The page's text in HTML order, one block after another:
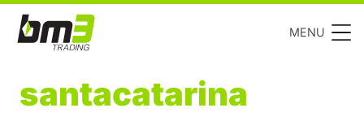
MENU
santacatarina